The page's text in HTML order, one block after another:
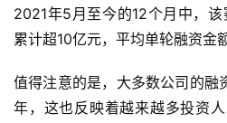
2021年5月至今的12个月中，
累计超10亿元，平均单轮融资金
值得注意的是，大多数公司的
年，这也反映着越来越多投资